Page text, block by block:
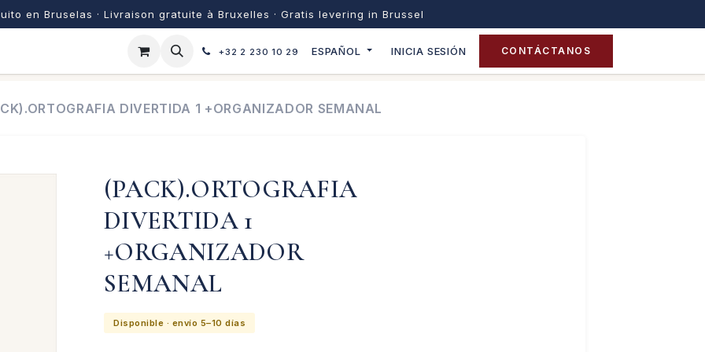
en Bruselas · Livraison gratuite à Bruxelles · Gratis levering in Brussel
+32 2 230 10 29 ESPAÑOL INICIA SESIÓN CONTÁCTANOS
DIVERTIDA 1 +ORGANIZADOR SEMANAL
(PACK).ORTOGRAFIA
DIVERTIDA 1
+ORGANIZADOR
SEMANAL
Disponible · envío 5–10 días